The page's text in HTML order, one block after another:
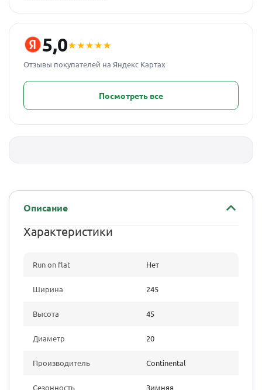
5,0★★★★★
Отзывы покупателей на Яндекс Картах
Посмотреть все
Описание
Характеристики
Run on flat Нет
Ширина 245
Высота 45
Диаметр 20
Производитель Continental
Сезонность Зимняя